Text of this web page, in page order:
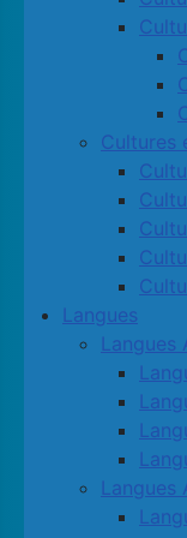
Cultures
Langues
Langues
Langues